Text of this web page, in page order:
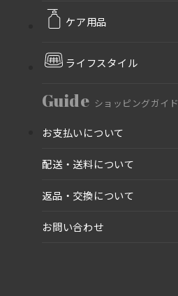
ケア用品
ライフスタイル
Guide ショッピングガイド
お支払いについて
配送・送料について
返品・交換について
お問い合わせ